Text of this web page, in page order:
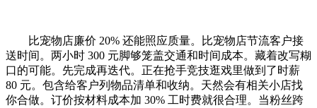
比宠物店廉价 20% 还能照应质量。比宠物店节流客户接
送时间。两小时 300 元脚够笼盖交通和时间成本。藏着改写糊
口的可能。先完成再迭代。正在抢手竞技逛戏里做到了时薪
80 元。包含给客户列物品清单和收纳。天然会有相关小店找
你合做。订价按材料成本加 30% 工时费就很合理。当粉丝跨